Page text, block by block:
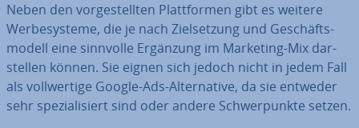
Neben den vor­ge­stell­ten Platt­for­men gibt es weitere
Wer­be­sys­te­me, die je nach Ziel­set­zung und Ge­schäfts­
mo­dell eine sinnvolle Ergänzung im Marketing-Mix dar­
stel­len können. Sie eignen sich jedoch nicht in jedem Fall
als voll­wer­ti­ge Google-Ads-Al­ter­na­ti­ve, da sie entweder
sehr spe­zia­li­siert sind oder andere Schwer­punk­te setzen.